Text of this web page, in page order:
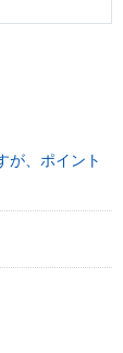
が、ポイント